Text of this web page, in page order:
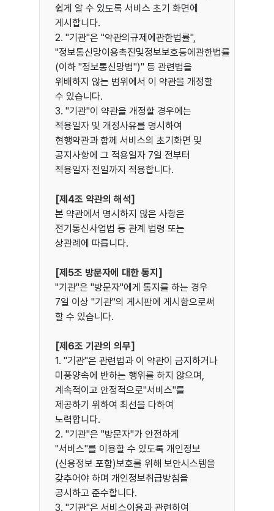
쉽게 알 수 있도록 서비스 초기 화면에
게시합니다.
2. "기관"은 "약관의규제에관한법률",
"정보통신망이용촉진및정보보호등에관한법률
(이하 "정보통신망법")" 등 관련법을
위배하지 않는 범위에서 이 약관을 개정할
수 있습니다.
3. "기관"이 약관을 개정할 경우에는
적용일자 및 개정사유를 명시하여
현행약관과 함께 서비스의 초기화면 및
공지사항에 그 적용일자 7일 전부터
적용일자 전일까지 적용합니다.
[제4조 약관의 해석]
본 약관에서 명시하지 않은 사항은
전기통신사업법 등 관계 법령 또는
상관례에 따릅니다.
[제5조 방문자에 대한 통지]
"기관"은 "방문자"에게 통지를 하는 경우
7일 이상 "기관"의 게시판에 게시함으로써
할 수 있습니다.
[제6조 기관의 의무]
1. "기관"은 관련법과 이 약관이 금지하거나
미풍양속에 반하는 행위를 하지 않으며,
계속적이고 안정적으로"서비스"를
제공하기 위하여 최선을 다하여
노력합니다.
2. "기관"은 "방문자"가 안전하게
"서비스"를 이용할 수 있도록 개인정보
(신용정보 포함)보호를 위해 보안시스템을
갖추어야 하며 개인정보취급방침을
공시하고 준수합니다.
3. "기관"은 서비스이용과 관련하여